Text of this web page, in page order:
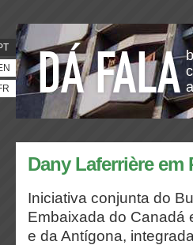
Dany Laferrière em
Iniciativa conjunta do
Embaixada do Canadá
e da Antígona,